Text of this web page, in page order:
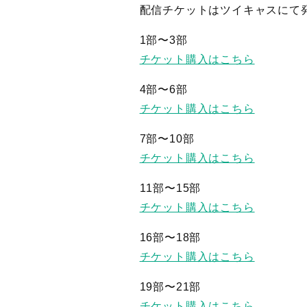
配信チケットはツイキャスにて
1部〜3部
チケット購入はこちら
4部〜6部
チケット購入はこちら
7部〜10部
チケット購入はこちら
11部〜15部
チケット購入はこちら
16部〜18部
チケット購入はこちら
19部〜21部